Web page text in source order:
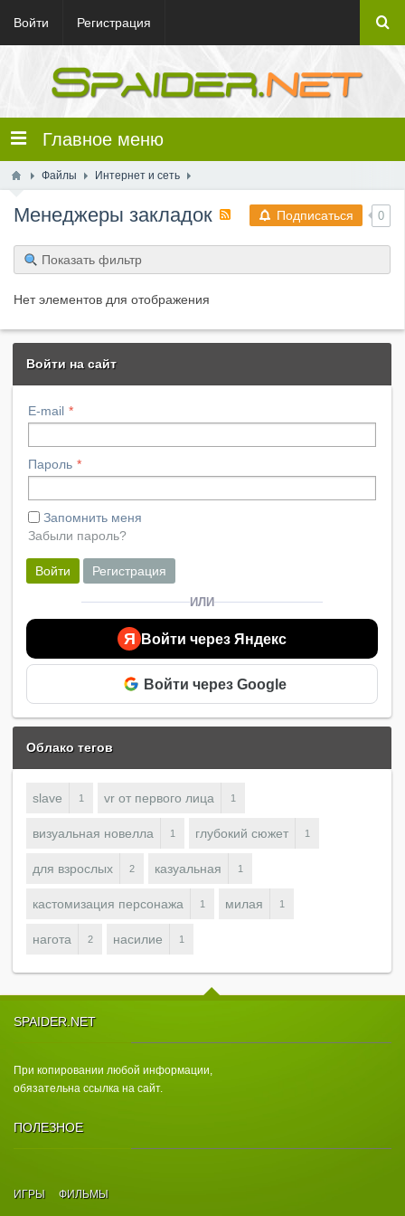
Войти Регистрация
Главное меню
Файлы Интернет и сеть
Подписаться 0
Менеджеры закладок
Показать фильтр
Нет элементов для отображения
Войти на сайт
E-mail
Пароль
Запомнить меня
Забыли пароль?
Войти Регистрация
ИЛИ
Я Войти через Яндекс
Войти через Google
Облако тегов
slave 1 vr от первого лица 1
визуальная новелла 1 глубокий сюжет 1
для взрослых 2 казуальная 1
кастомизация персонажа 1 милая 1
нагота 2 насилие 1
SPAIDER.NET
При копировании любой информации,
обязательна ссылка на сайт.
ПОЛЕЗНОЕ
ИГРЫ ФИЛЬМЫ